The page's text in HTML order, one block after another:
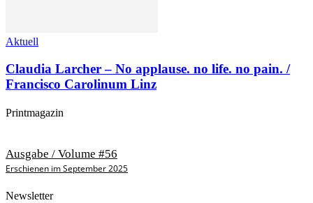
Aktuell
Claudia Larcher – No applause. no life. no pain. /
Francisco Carolinum Linz
Printmagazin
Ausgabe / Volume #56
Erschienen im September 2025
Newsletter